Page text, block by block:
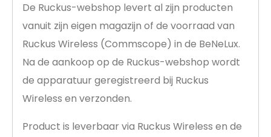
De Ruckus-webshop levert al zijn producten
vanuit zijn eigen magazijn of de voorraad van
Ruckus Wireless (Commscope) in de BeNeLux.
Na de aankoop op de Ruckus-webshop wordt
de apparatuur geregistreerd bij Ruckus
Wireless en verzonden.
Product is leverbaar via Ruckus Wireless en de